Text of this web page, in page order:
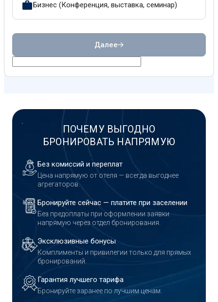
Бизнес (Конференция, выставка, семинар)
Далее
ПОЧЕМУ ВЫГОДНО
БРОНИРОВАТЬ НАПРЯМУЮ
Без комиссий и переплат
Цена напрямую от отеля — всегда выгоднее
агрегаторов.
Бронируйте сейчас — платите при заселении
Без предоплаты при оформлении заявки
напрямую через отдел бронирования.
Эксклюзивные бонусы
Комплименты и привилегии только для прямых
бронирований.
Гарантия лучшего тарифа
Бронируйте заранее по лучшим ценам.